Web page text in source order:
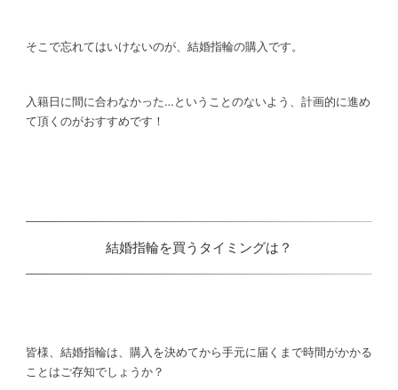
そこで忘れてはいけないのが、結婚指輪の購入です。
入籍日に間に合わなかった…ということのないよう、計画的に進め
て頂くのがおすすめです！
結婚指輪を買うタイミングは？
皆様、結婚指輪は、購入を決めてから手元に届くまで時間がかかる
ことはご存知でしょうか？